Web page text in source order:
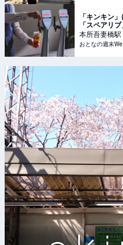
「キンキン
「スペアリ
ップの激うま
本所吾妻橋駅
おとなの週末